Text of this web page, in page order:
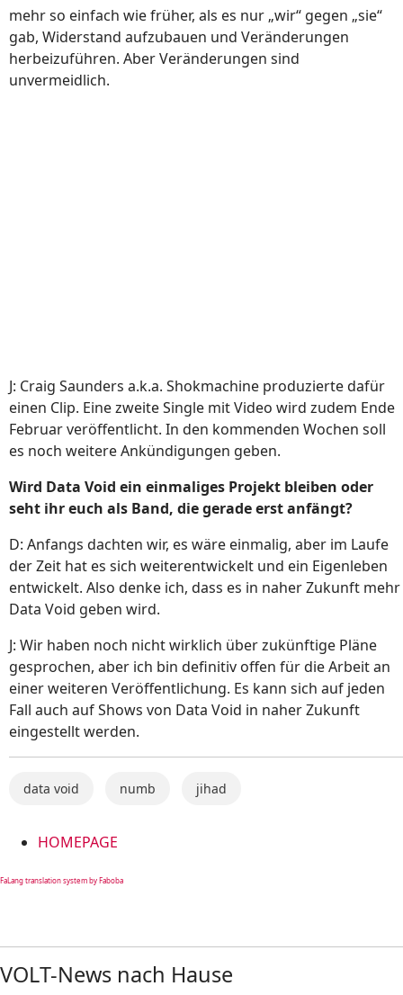
mehr so einfach wie früher, als es nur „wir“ gegen „sie“
gab, Widerstand aufzubauen und Veränderungen
herbeizuführen. Aber Veränderungen sind
unvermeidlich.
J: Craig Saunders a.k.a. Shokmachine produzierte dafür
einen Clip. Eine zweite Single mit Video wird zudem Ende
Februar veröffentlicht. In den kommenden Wochen soll
es noch weitere Ankündigungen geben.
Wird Data Void ein einmaliges Projekt bleiben oder
seht ihr euch als Band, die gerade erst anfängt?
D: Anfangs dachten wir, es wäre einmalig, aber im Laufe
der Zeit hat es sich weiterentwickelt und ein Eigenleben
entwickelt. Also denke ich, dass es in naher Zukunft mehr
Data Void geben wird.
J: Wir haben noch nicht wirklich über zukünftige Pläne
gesprochen, aber ich bin definitiv offen für die Arbeit an
einer weiteren Veröffentlichung. Es kann sich auf jeden
Fall auch auf Shows von Data Void in naher Zukunft
eingestellt werden.
data void numb jihad
HOMEPAGE
FaLang translation system by Faboba
VOLT-News nach Hause